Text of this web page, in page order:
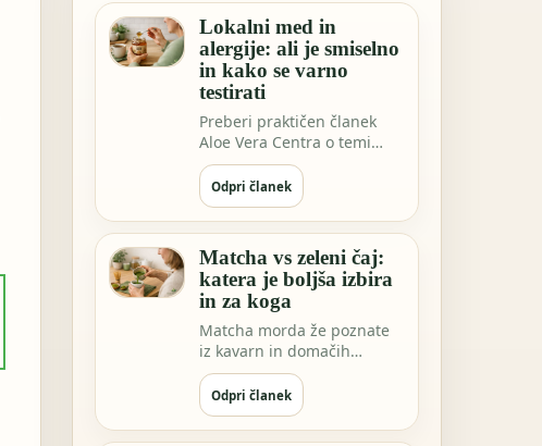
Lokalni med in
alergije: ali je smiselno
in kako se varno
testirati
Preberi praktičen članek
Aloe Vera Centra o temi
Lokalni med in alergije: ali
je smisel…
Odpri članek
Matcha vs zeleni čaj:
katera je boljša izbira
in za koga
Matcha morda že poznate
iz kavarn in domačih
ritualov. Vse pogosteje pa
vidimo ekstrakt…
Odpri članek